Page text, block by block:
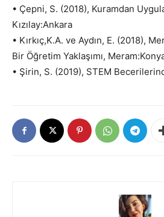
• Çepni, S. (2018), Kuramdan
Kızılay:Ankara
• Kırkıç,K.A. ve Aydın, E. (2018),
Bir Öğretim Yaklaşımı,
• Şirin, S. (2019), STEM